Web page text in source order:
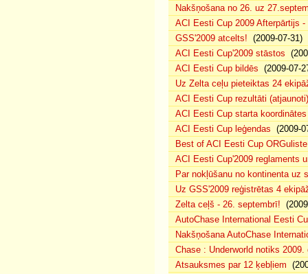
Nakšņošana no 26. uz
ACI Eesti Cup 2009 Afterpārtijs -
GSS'2009 atcelts! (2009-07-31)
ACI Eesti Cup'2009 stāstos
ACI Eesti Cup bildēs (2009-07-
Uz Zelta ceļu pieteiktas 24
ACI Eesti Cup rezultāti (atjaunoti)
ACI Eesti Cup starta koordinātes
ACI Eesti Cup leģendas (2009-
Best of ACI Eesti Cup
ACI Eesti Cup'2009 reglaments
Par nokļūšanu no kontinenta uz
Uz GSS'2009 reģistrētas 4
Zelta ceļš - 26. septembrī!
AutoChase International Eesti
Nakšņošana AutoChase
Chase : Underworld notiks 2009.
Atsauksmes par 12 ķebļiem